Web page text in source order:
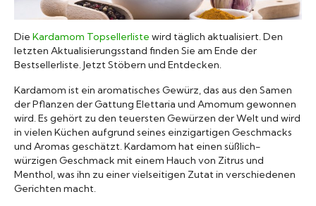
Marken A-Z
Mörser
Bücher
Die Kardamom Topsellerliste wird täglich aktualisiert. Den
letzten Aktualisierungsstand finden Sie am Ende der
Bestsellerliste. Jetzt Stöbern und Entdecken.
Kardamom ist ein aromatisches Gewürz, das aus den Samen
der Pflanzen der Gattung Elettaria und Amomum gewonnen
wird. Es gehört zu den teuersten Gewürzen der Welt und wird
in vielen Küchen aufgrund seines einzigartigen Geschmacks
und Aromas geschätzt. Kardamom hat einen süßlich-
würzigen Geschmack mit einem Hauch von Zitrus und
Menthol, was ihn zu einer vielseitigen Zutat in verschiedenen
Gerichten macht.